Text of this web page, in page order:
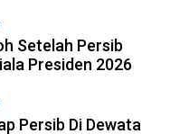
Setelah Persib
Presiden 2026
Persib Di Dewata